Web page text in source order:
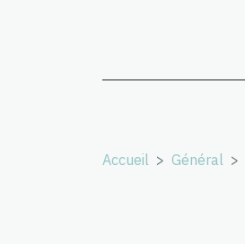
Accueil Général